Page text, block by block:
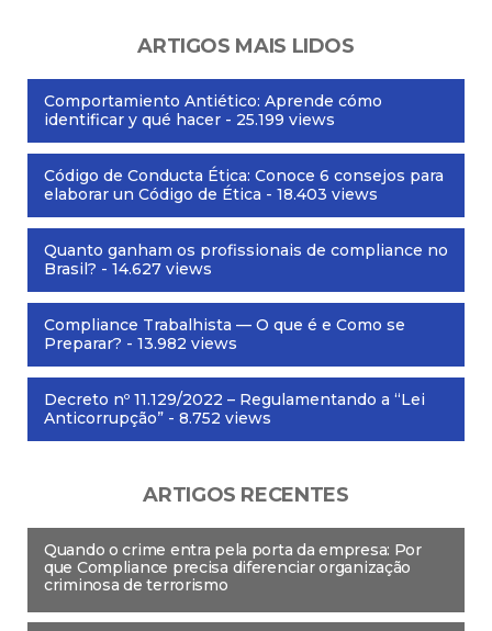
ARTIGOS MAIS LIDOS
Comportamiento Antiético: Aprende cómo
identificar y qué hacer - 25.199 views
Código de Conducta Ética: Conoce 6 consejos para
elaborar un Código de Ética - 18.403 views
Quanto ganham os profissionais de compliance no
Brasil? - 14.627 views
Compliance Trabalhista — O que é e Como se
Preparar? - 13.982 views
Decreto nº 11.129/2022 – Regulamentando a “Lei
Anticorrupção” - 8.752 views
ARTIGOS RECENTES
Quando o crime entra pela porta da empresa: Por
que Compliance precisa diferenciar organização
criminosa de terrorismo